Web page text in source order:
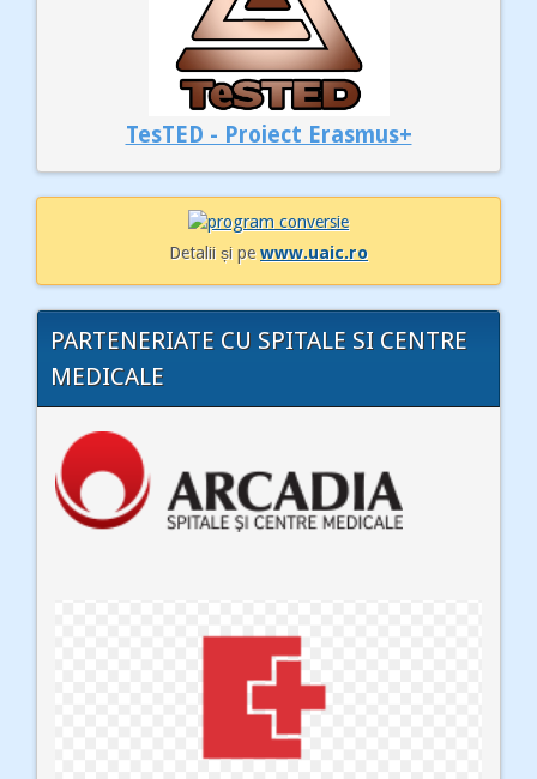
TesTED - Proiect Erasmus+
Detalii și pewww.uaic.ro
PARTENERIATE CU SPITALE SI CENTRE
MEDICALE